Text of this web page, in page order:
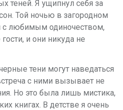
теней. Я ущипнул себя за
Той ночью в загородном
любимым одиночеством,
и они никуда не
тени могут наведаться
с ними вызывает не
Но это была лишь мистика,
книгах. В детстве я очень